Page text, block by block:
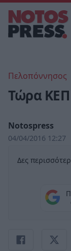
Πελοπόννησος
Τώρα
Notospress
04/04/2016 12:27
Δες